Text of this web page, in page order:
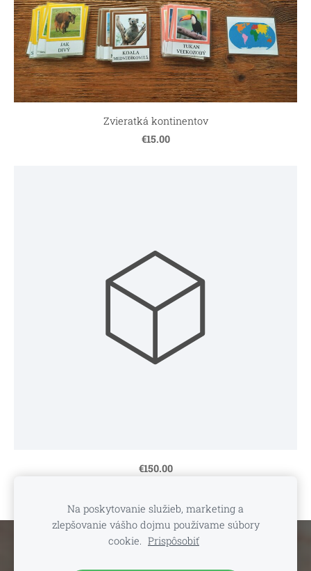
Zvieratká kontinentov
€15.00
€150.00
Súbory cookie
Na poskytovanie služieb, marketing a
zlepšovanie vášho dojmu používame súbory
cookie. Prispôsobiť